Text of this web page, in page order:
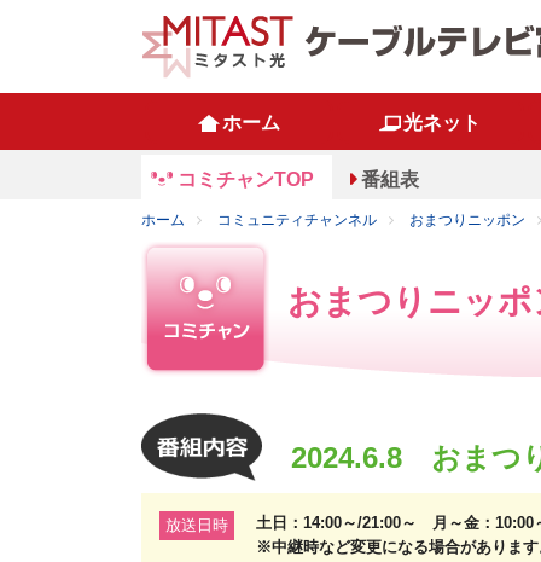
ホーム 光ネット
コミチャンTOP 番組表
ホーム コミュニティチャンネル おまつりニッポン
おまつりニッポ
2024.6.8 おまつ
放送日時
土日：14:00～/21:00～ 月～金：
※中継時など変更になる場合がありま